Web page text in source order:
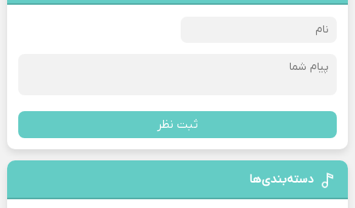
ثبت نظر
دسته‌بندی‌ها